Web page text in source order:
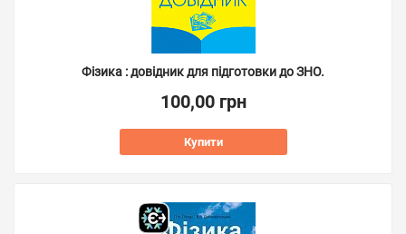
Фізика : довідник для підготовки до ЗНО.
100,00 грн
Купити